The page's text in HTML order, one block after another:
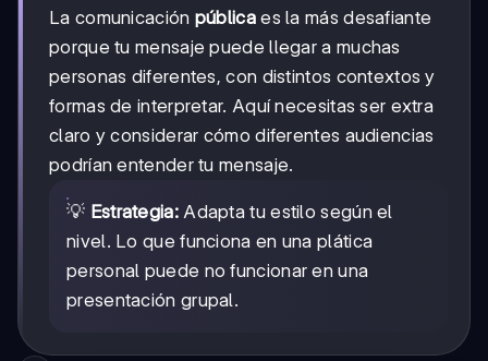
La comunicación públicaes la más desafiante
porque tu mensaje puede llegar a muchas
personas diferentes, con distintos contextos y
formas de interpretar. Aquí necesitas ser extra
claro y considerar cómo diferentes audiencias
podrían entender tu mensaje.
💡 Estrategia:Adapta tu estilo según el
nivel. Lo que funciona en una plática
personal puede no funcionar en una
presentación grupal.